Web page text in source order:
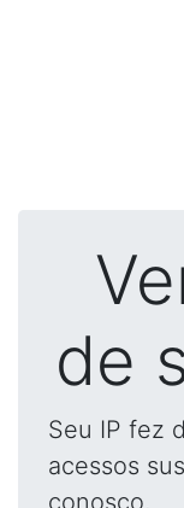
de
Seu IP fez
acessos
conosco.